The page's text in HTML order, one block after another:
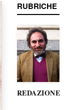
RUBRICHE
REDAZIONE